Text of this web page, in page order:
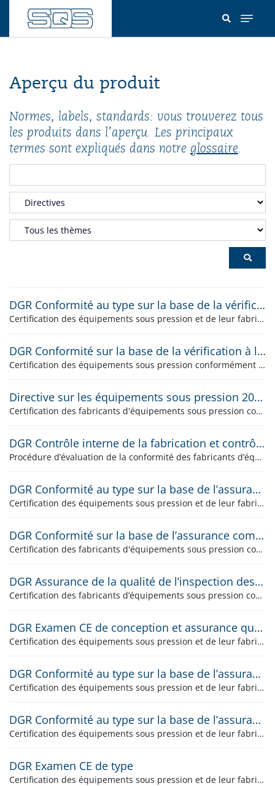
contenu
Aperçu du produit
Normes, labels, standards: vous trouverez tous
les produits dans l’aperçu. Les principaux
termes sont expliqués dans notre glossaire.
DGR Conformité au type sur la base de la vérification de l’équipement sous pression
Certification des équipements sous pression et de leur fabrication conformément aux exigences de l'ordonnance relative aux équipements sous pression RS 930.114 et de la directive sur les équipements sous pression 2014/68/CE, modules B+F
DGR Conformité sur la base de la vérification à l’unité
Certification des équipements sous pression conformément aux exigences de l'ordonnance relative aux équipements sous pression RS 930.114 et de la directive sur les équipements sous pression 2014/68/CE, module G
Directive sur les équipements sous pression 2014/68/UE, DEP Ordonnance sur les équipements sous pression RS 930.114
Certification des fabricants d'équipements sous pression conformément aux exigences de l'ordonnance sur les équipements sous pression RS 930.114 et de la directive sur les équipements sous pression 2014/68/UE modules B, C2, D, D1, E, E1, F, G, H et H1
DGR Contrôle interne de la fabrication et contrôles supervisés de l’équipement sous pression à des intervalles aléatoires
Procédure d’évaluation de la conformité des fabricants d’équipements sous pression conformément aux exigences de l’ordonnance relative aux équipements sous pression RS 930.114 et de la directive sur les équipements sous pression 2014/68/UE, module A2
DGR Conformité au type sur la base de l’assurance de la qualité de l’équipement sous pression
Certification des équipements sous pression et de leur fabrication conformément aux exigences de l'ordonnance relative aux équipements sous pression RS 930.114 et de la directive sur les équipements sous pression 2014/68/CE, modules B+E
DGR Conformité sur la base de l’assurance complète de la qualité
Certification des fabricants d'équipements sous pression conformément aux exigences de l'ordonnance relative aux équipements sous pression RS 930.114 et de la directive sur les équipements sous pression 2014/68/CE, module H
DGR Assurance de la qualité de l’inspection des équipements sous pression finis et des essais
Certification des fabricants d’équipements sous pression conformément aux exigences de l’ordonnance relative aux équipements sous pression RS 930.114 et de la directive sur les équipements sous pression 2014/68/CE, module E1
DGR Examen CE de conception et assurance qualité production
Certification des équipements sous pression et de leur fabrication conformément aux exigences de l'ordonnance relative aux équipements sous pression RS 819.121 et de la directive sur les équipements sous pression 97/23/CE, modules B1 et D (La certification n'est plus offerte par la SQS. Seuls les certificats en cours de validité sont maintenues jusqu'à leur date d'expiration.)
DGR Conformité au type sur la base de l’assurance de la qualité du procédé de fabrication
Certification des équipements sous pression et de leur fabrication conformément aux exigences de l'ordonnance relative aux équipements sous pression RS 930.114 et de la directive sur les équipements sous pression 2014/68/CE, modules B et D
DGR Conformité au type sur la base de l’assurance de la qualité du procédé de fabrication
Certification des équipements sous pression et de leur fabrication conformément aux exigences de l'ordonnance relative aux équipements sous pression RS 930.114 et de la directive sur les équipements sous pression 2014/68/CE, module D
DGR Examen CE de type
Certification des équipements sous pression et de leur fabrication conformément aux exigences de l’ordonnance relative aux équipements sous pression RS 930.114 et de la directive sur les équipements sous pression 2014/68/CE, module B